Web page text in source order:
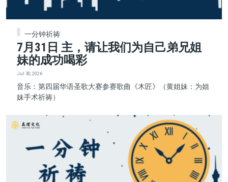
一分钟祈祷
7月31日 主，请让我们为自己弟兄姐
妹的成功喝彩
Jul 30, 2026
音乐：第四届华语圣歌大赛参赛歌曲《木匠》（黄姐妹：为姐
妹手术祈祷）